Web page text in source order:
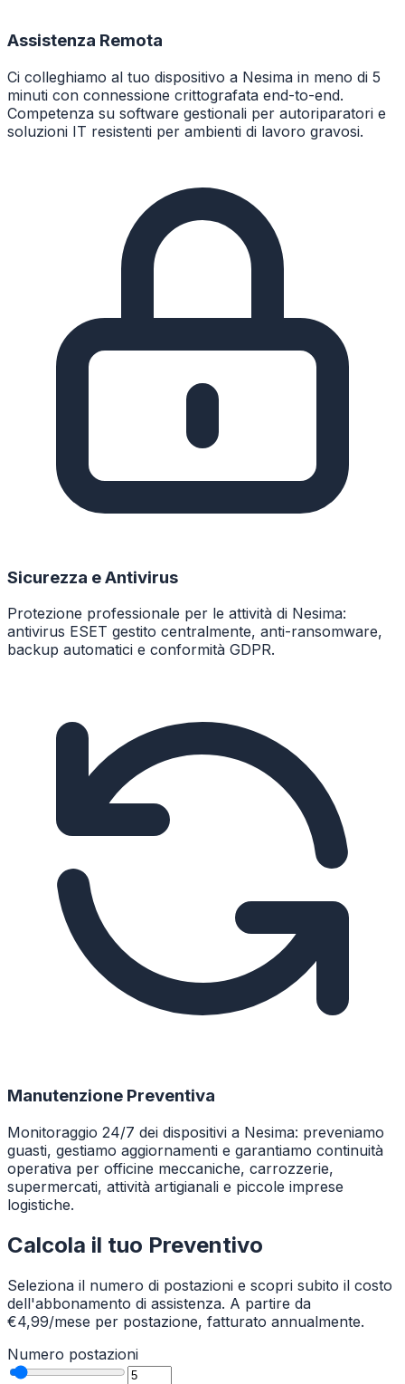
Assistenza Remota
Ci colleghiamo al tuo dispositivo a Nesima in meno di 5
minuti con connessione crittografata end-to-end.
Competenza su software gestionali per autoriparatori e
soluzioni IT resistenti per ambienti di lavoro gravosi.
Sicurezza e Antivirus
Protezione professionale per le attività di Nesima:
antivirus ESET gestito centralmente, anti-ransomware,
backup automatici e conformità GDPR.
Manutenzione Preventiva
Monitoraggio 24/7 dei dispositivi a Nesima: preveniamo
guasti, gestiamo aggiornamenti e garantiamo continuità
operativa per officine meccaniche, carrozzerie,
supermercati, attività artigianali e piccole imprese
logistiche.
Calcola il tuo Preventivo
Seleziona il numero di postazioni e scopri subito il costo
dell'abbonamento di assistenza. A partire da
€4,99/mese per postazione, fatturato annualmente.
Numero postazioni